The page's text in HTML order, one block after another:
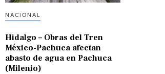
NACIONAL
Hidalgo – Obras del Tren
México-Pachuca afectan
abasto de agua en Pachuca
(Milenio)